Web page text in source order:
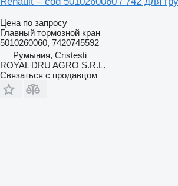
Цена по запросу
Главный тормозной кран
5010260060, 7420745592
Румыния, Cristesti
ROYAL DRU AGRO S.R.L.
Связаться с продавцом